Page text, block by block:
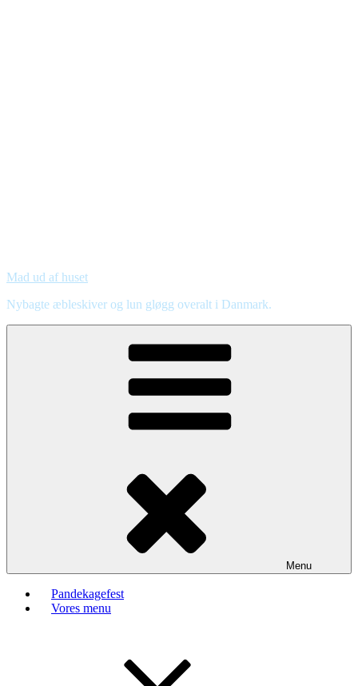
Mad ud af huset
Nybagte æbleskiver og lun gløgg overalt i Danmark.
Menu
Pandekagefest
Vores menu